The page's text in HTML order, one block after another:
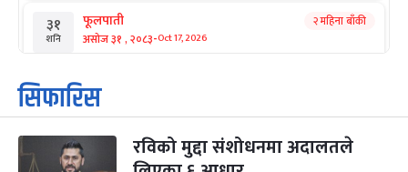
३१
शनि
फूलपाती
असोज ३१ , २०८३-Oct 17, 2026
२ महिना बाँकी
१
आइत
कार्तिक सङ्क्रान्ति
कार्तिक १, २०८३
मंगल कार्तिक ३, २०८३-Oct 20, 2026
२ महिना बाँकी
सिफारिस
रविको मुद्दा संशोधनमा अदालतले